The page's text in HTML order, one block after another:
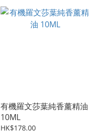
有機羅文莎葉純香薰精油
10ML
HK$178.00